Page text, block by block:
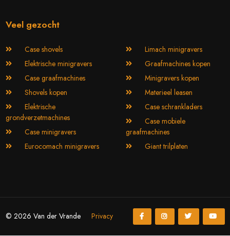
Veel gezocht
Case shovels
Elektrische minigravers
Case graafmachines
Shovels kopen
Elektrische
grondverzetmachines
Case minigravers
Eurocomach minigravers
Limach minigravers
Graafmachines kopen
Minigravers kopen
Materieel leasen
Case schrankladers
Case mobiele
graafmachines
Giant trilplaten
© 2026 Van der Vrande Privacy